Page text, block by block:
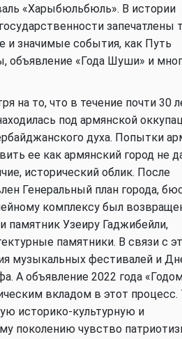
«Харыбюльбюль». В истории
запечатлены
и значимые события, как Путь
объявление «Года Шуши» и
на то, что в течение почти 30
под армянской
духа. Попытки
ее как армянский город не
исторический облик. После
Генеральный план города,
комплексу был
Узеиру Гаджибейли,
памятники. В связи с
музыкальных фестивалей и
А объявление 2022 года
вкладом в этот
историко-культурную и
поколению чувство